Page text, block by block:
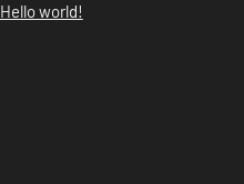
Hello world!